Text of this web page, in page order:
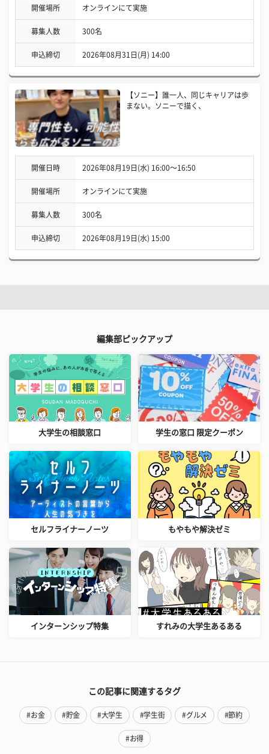
開催場所 オンラインにて実施
募集人数 300名
申込締切 2026年08月31日(月) 14:00
【ソニー】誰一人、同じキャリアは歩
まない。ソニーで描く、
開催日時 2026年08月19日(水) 16:00〜16:50
開催場所 オンラインにて実施
募集人数 300名
申込締切 2026年08月19日(水) 15:00
編集部ピックアップ
大学生の相談窓口 学生の窓口 限定クーポン
セルフライナーノーツ もやもや解決ゼミ
インターンシップ特集 すれみの大学生あるある
この記事に関連するタグ
#お金 #貯金 #大学生 #学生街 #グルメ #節約
#お得